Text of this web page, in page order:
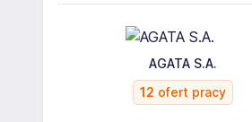
AGATA S.A.
12 ofert pracy